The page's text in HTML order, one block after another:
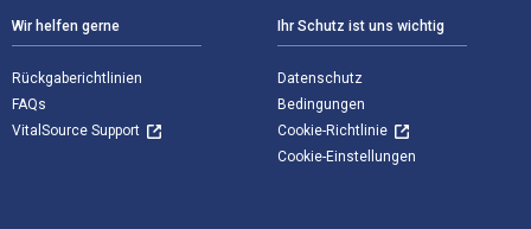
Wir helfen gerne
Rückgaberichtlinien
FAQs
VitalSource Support
Ihr Schutz ist uns wichtig
Datenschutz
Bedingungen
Cookie-Richtlinie
Cookie-Einstellungen